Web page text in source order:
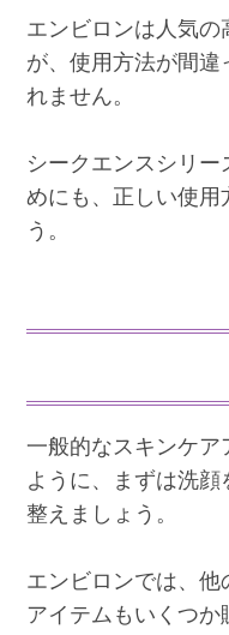
エンビロンは人気
が、使用方法が間違
れません。
シークエンスシリ
めにも、正しい使用
う。
一般的なスキンケア
ように、まずは洗
整えましょう。
エンビロンでは、
アイテムもいくつか